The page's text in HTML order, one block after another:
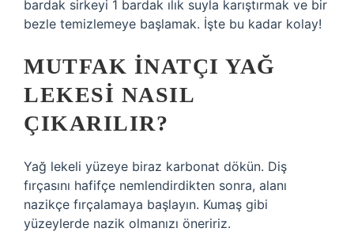
bardak sirkeyi 1 bardak ılık suyla karıştırmak ve bir
bezle temizlemeye başlamak. İşte bu kadar kolay!
MUTFAK INATÇI YAĞ
LEKESI NASIL
ÇIKARILIR?
Yağ lekeli yüzeye biraz karbonat dökün. Diş
fırçasını hafifçe nemlendirdikten sonra, alanı
nazikçe fırçalamaya başlayın. Kumaş gibi
yüzeylerde nazik olmanızı öneririz.